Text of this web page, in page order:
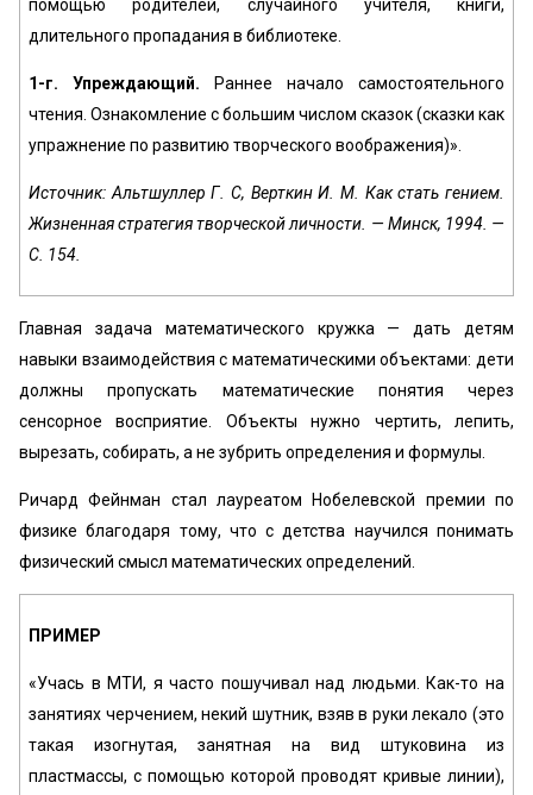
помощью родителей, случайного учителя, книги,
длительного пропадания в библиотеке.
1-г. Упреждающий. Раннее начало самостоятельного
чтения. Ознакомление с большим числом сказок (сказки как
упражнение по развитию творческого воображения)».
Источник: Альтшуллер Г. С, Верткин И. М. Как стать гением.
Жизненная стратегия творческой личности. — Минск, 1994. —
С. 154.
Главная задача математического кружка — дать детям
навыки взаимодействия с математическими объектами: дети
должны пропускать математические понятия через
сенсорное восприятие. Объекты нужно чертить, лепить,
вырезать, собирать, а не зубрить определения и формулы.
Ричард Фейнман стал лауреатом Нобелевской премии по
физике благодаря тому, что с детства научился понимать
физический смысл математических определений.
ПРИМЕР
«Учась в МТИ, я часто пошучивал над людьми. Как-то на
занятиях черчением, некий шутник, взяв в руки лекало (это
такая изогнутая, занятная на вид штуковина из
пластмассы, с помощью которой проводят кривые линии),